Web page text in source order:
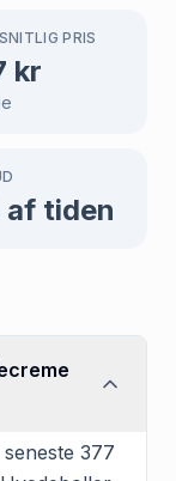
PRIS
kr
af tiden
377